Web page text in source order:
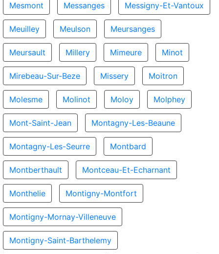
Mesmont Messanges Messigny-Et-Vantoux
Meuilley Meulson Meursanges
Meursault Millery Mimeure Minot
Mirebeau-Sur-Beze Missery Moitron
Molesme Molinot Moloy Molphey
Mont-Saint-Jean Montagny-Les-Beaune
Montagny-Les-Seurre Montbard
Montberthault Montceau-Et-Echarnant
Monthelie Montigny-Montfort
Montigny-Mornay-Villeneuve
Montigny-Saint-Barthelemy